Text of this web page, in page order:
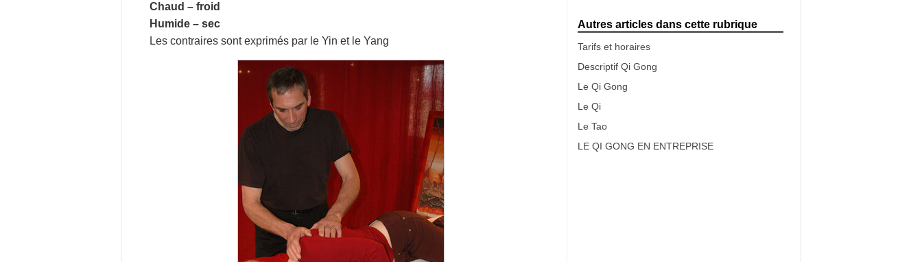
Autres articles dans cette rubrique
Tarifs et horaires
Descriptif Qi Gong
Le Qi Gong
Le Qi
Le Tao
LE QI GONG EN ENTREPRISE
Chaud – froid
Humide – sec
Les contraires sont exprimés par le Yin et le Yang